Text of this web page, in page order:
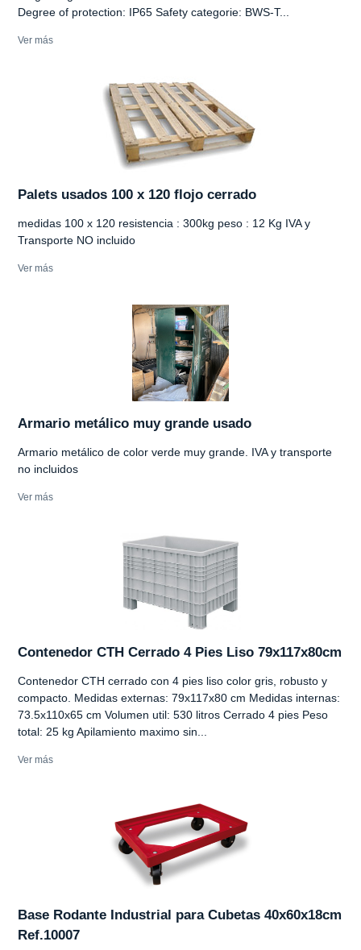
Degree of protection: IP65 Safety categorie: BWS-T...
Ver más
Palets usados 100 x 120 flojo cerrado
medidas 100 x 120 resistencia : 300kg peso : 12 Kg IVA y
Transporte NO incluido
Ver más
Armario metálico muy grande usado
Armario metálico de color verde muy grande. IVA y transporte
no incluidos
Ver más
Contenedor CTH Cerrado 4 Pies Liso 79x117x80cm
Contenedor CTH cerrado con 4 pies liso color gris, robusto y
compacto. Medidas externas: 79x117x80 cm Medidas internas:
73.5x110x65 cm Volumen util: 530 litros Cerrado 4 pies Peso
total: 25 kg Apilamiento maximo sin...
Ver más
Base Rodante Industrial para Cubetas 40x60x18cm
Ref.10007